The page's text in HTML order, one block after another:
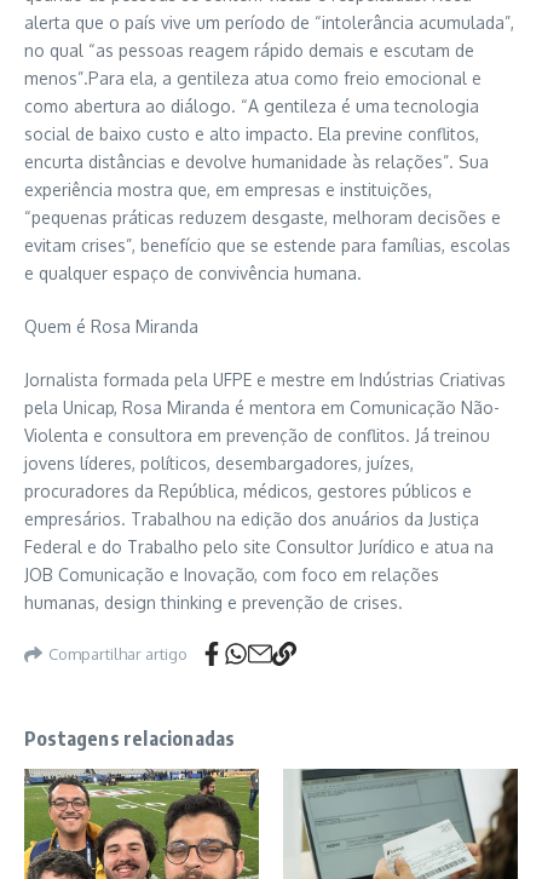
alerta que o país vive um período de “intolerância acumulada”,
no qual “as pessoas reagem rápido demais e escutam de
menos”.Para ela, a gentileza atua como freio emocional e
como abertura ao diálogo. “A gentileza é uma tecnologia
social de baixo custo e alto impacto. Ela previne conflitos,
encurta distâncias e devolve humanidade às relações”. Sua
experiência mostra que, em empresas e instituições,
“pequenas práticas reduzem desgaste, melhoram decisões e
evitam crises”, benefício que se estende para famílias, escolas
e qualquer espaço de convivência humana.
Quem é Rosa Miranda
Jornalista formada pela UFPE e mestre em Indústrias Criativas
pela Unicap, Rosa Miranda é mentora em Comunicação Não-
Violenta e consultora em prevenção de conflitos. Já treinou
jovens líderes, políticos, desembargadores, juízes,
procuradores da República, médicos, gestores públicos e
empresários. Trabalhou na edição dos anuários da Justiça
Federal e do Trabalho pelo site Consultor Jurídico e atua na
JOB Comunicação e Inovação, com foco em relações
humanas, design thinking e prevenção de crises.
Compartilhar artigo
Postagens relacionadas